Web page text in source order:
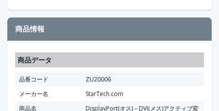
商品情報
商品データ
品番コード
ZU20006
メーカー名
StarTech.com
商品名
DisplayPort(オス)－DVI(メス)アクティブ変